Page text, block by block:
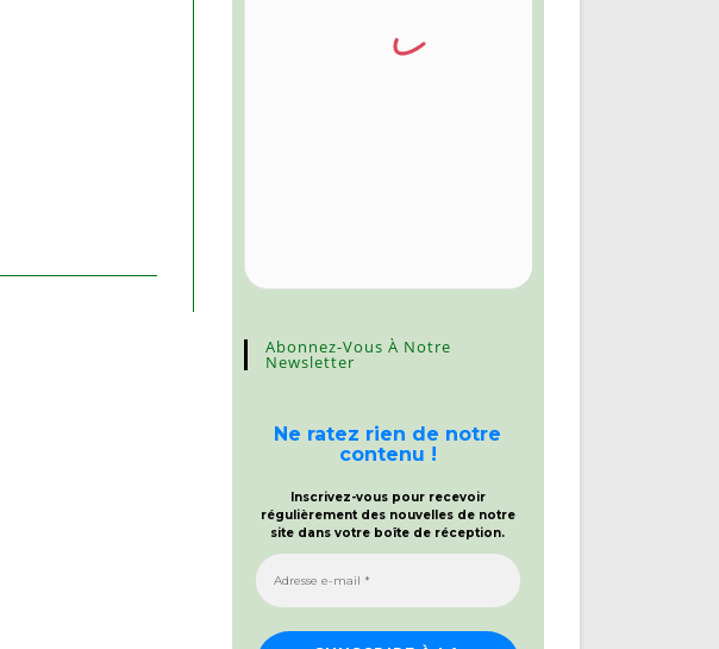
Abonnez-Vous À Notre
Newsletter
Ne ratez rien de notre
contenu !
Inscrivez-vous pour recevoir
régulièrement des nouvelles de notre
site dans votre boîte de réception.